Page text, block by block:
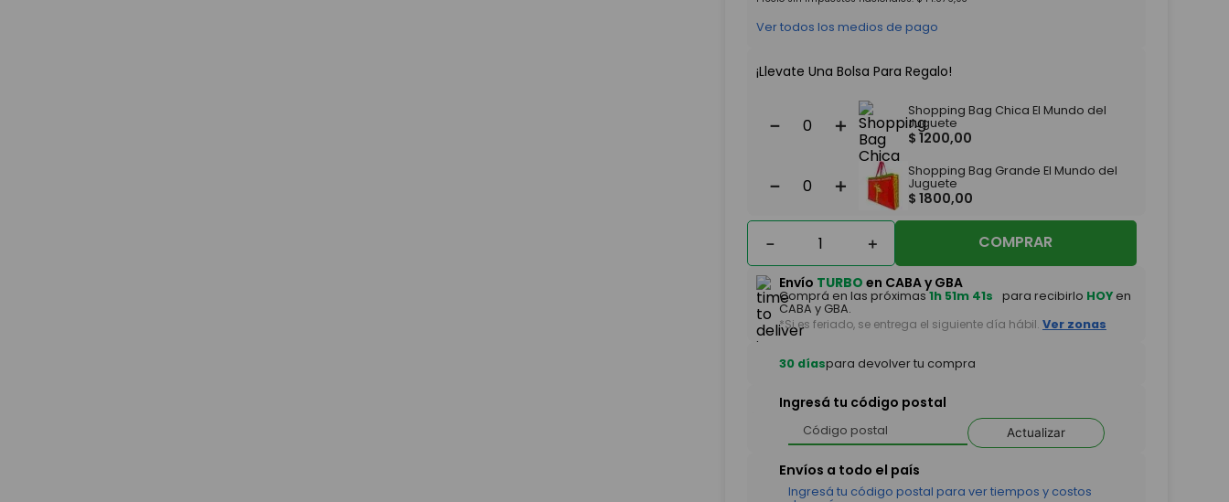
Ver todos los medios de pago
¡Llevate Una Bolsa Para Regalo!
＋
－
Shopping Bag Chica El Mundo del
Juguete
$ 1200,00
＋
－
Shopping Bag Grande El Mundo del
Juguete
$ 1800,00
＋
－ COMPRAR
Envío TURBO en CABA y GBA
Comprá en las próximas1h 51m 41s para recibirlo HOYen
CABA y GBA.
*Si es feriado, se entrega el siguiente día hábil. Ver zonas
30 díaspara devolver tu compra
Ingresá tu código postal
Actualizar